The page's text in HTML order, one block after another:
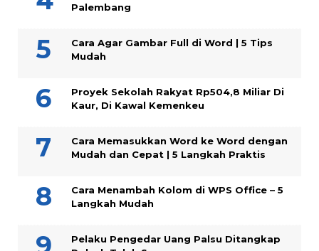
Palembang
Cara Agar Gambar Full di Word | 5 Tips
Mudah
Proyek Sekolah Rakyat Rp504,8 Miliar Di
Kaur, Di Kawal Kemenkeu
Cara Memasukkan Word ke Word dengan
Mudah dan Cepat | 5 Langkah Praktis
Cara Menambah Kolom di WPS Office – 5
Langkah Mudah
Pelaku Pengedar Uang Palsu Ditangkap